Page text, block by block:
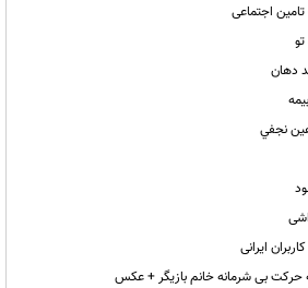
اجتماعی
نجفي
حرکت بی شرمانه خانم بازیگر + عکس